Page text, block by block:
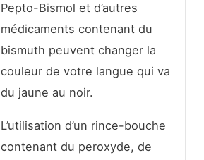
Pepto-Bismol et d’autres
médicaments contenant du
bismuth peuvent changer la
couleur de votre langue qui va
du jaune au noir.
L’utilisation d’un rince-bouche
contenant du peroxyde, de